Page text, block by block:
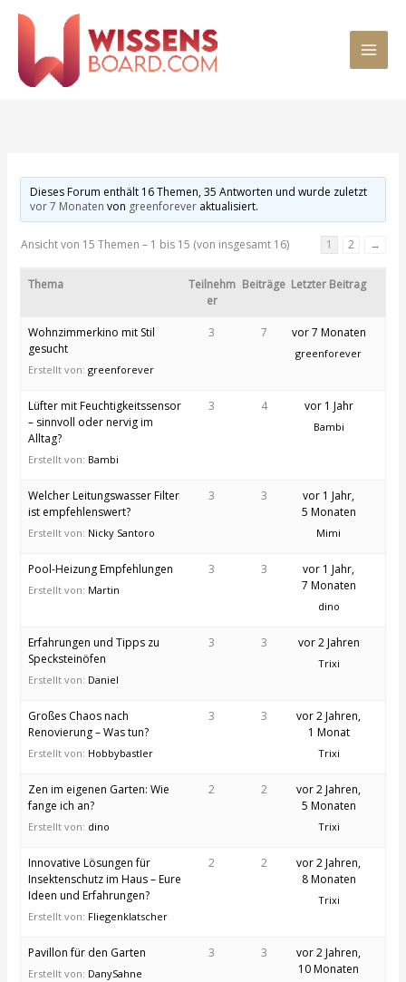
Inhalt
Dieses Forum enthält 16 Themen, 35 Antworten und wurde zuletzt
vor 7 Monaten von greenforeveraktualisiert.
Ansicht von 15 Themen – 1 bis 15 (von insgesamt 16) 1 2 →
Thema
Teilnehm
er
Beiträge Letzter Beitrag
Wohnzimmerkino mit Stil
gesucht
Erstellt von:greenforever
3 7 vor 7 Monaten
greenforever
Lüfter mit Feuchtigkeitssensor
– sinnvoll oder nervig im
Alltag?
Erstellt von: Bambi
3 4 vor 1 Jahr
Bambi
Welcher Leitungswasser Filter
ist empfehlenswert?
Erstellt von: Nicky Santoro
3 3
vor 1 Jahr,
5 Monaten
Mimi
Pool-Heizung Empfehlungen
Erstellt von: Martin
3 3
vor 1 Jahr,
7 Monaten
dino
Erfahrungen und Tipps zu
Specksteinöfen
Erstellt von: Daniel
3 3 vor 2 Jahren
Trixi
Großes Chaos nach
Renovierung – Was tun?
Erstellt von: Hobbybastler
3 3
vor 2 Jahren,
1 Monat
Trixi
Zen im eigenen Garten: Wie
fange ich an?
Erstellt von: dino
2 2
vor 2 Jahren,
5 Monaten
Trixi
Innovative Lösungen für
Insektenschutz im Haus – Eure
Ideen und Erfahrungen?
Erstellt von: Fliegenklatscher
2 2
vor 2 Jahren,
8 Monaten
Trixi
Pavillon für den Garten
Erstellt von: DanySahne
3 3
vor 2 Jahren,
10 Monaten